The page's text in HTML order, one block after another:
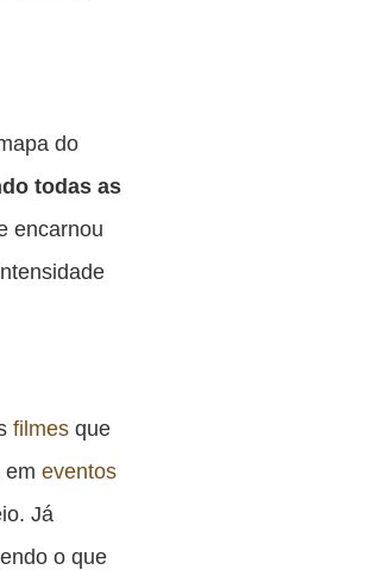
do
todas as
encarnou
filmes que
emeventos
Já
o que